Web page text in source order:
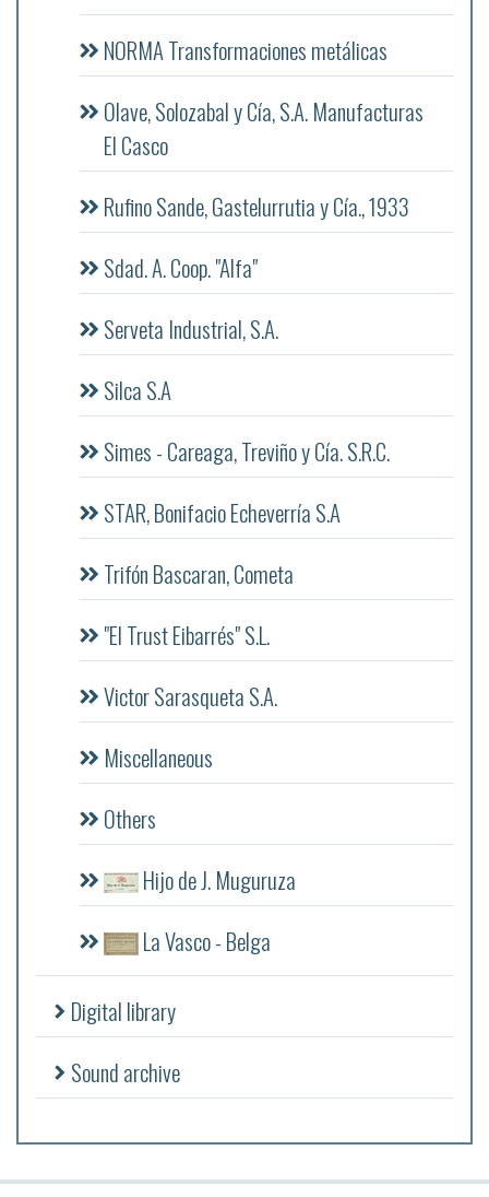
NORMA Transformaciones metálicas
Olave, Solozabal y Cía, S.A. Manufacturas
El Casco
Rufino Sande, Gastelurrutia y Cía., 1933
Sdad. A. Coop. "Alfa"
Serveta Industrial, S.A.
Silca S.A
Simes - Careaga, Treviño y Cía. S.R.C.
STAR, Bonifacio Echeverría S.A
Trifón Bascaran, Cometa
"El Trust Eibarrés" S.L.
Victor Sarasqueta S.A.
Miscellaneous
Others
Hijo de J. Muguruza
La Vasco - Belga
Digital library
Sound archive